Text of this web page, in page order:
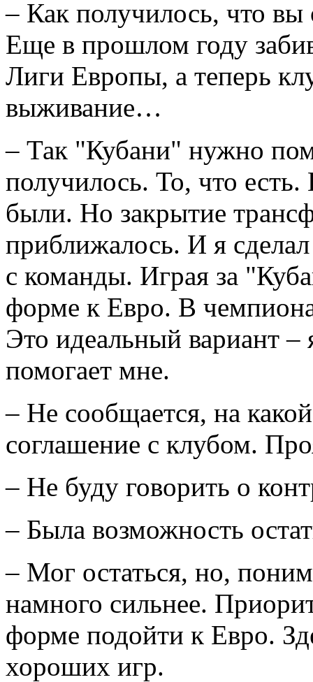
– Как получилось, что
Еще в прошлом году
Лиги Европы, а теперь
выживание…
– Так "Кубани" нужно
получилось. То, что
были. Но закрытие
приближалось. И я
с команды. Играя за
форме к Евро. В
Это идеальный вариант
помогает мне.
– Не сообщается, на
соглашение с клубом.
– Не буду говорить о
– Была возможность
– Мог остаться, но,
намного сильнее.
форме подойти к Евро.
хороших игр.